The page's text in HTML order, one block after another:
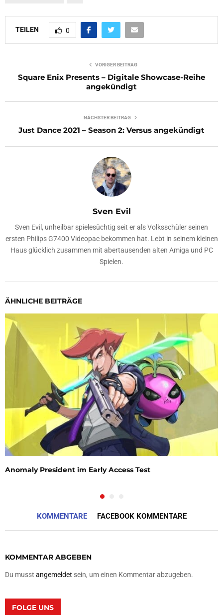
TEILEN 0
VORIGER BEITRAG
Square Enix Presents – Digitale Showcase-Reihe
angekündigt
NÄCHSTER BEITRAG
Just Dance 2021 – Season 2: Versus angekündigt
Sven Evil
Sven Evil, unheilbar spielesüchtig seit er als Volksschüler seinen
ersten Philips G7400 Videopac bekommen hat. Lebt in seinem kleinen
Haus glücklich zusammen mit abertausenden alten Amiga und PC
Spielen.
ÄHNLICHE BEITRÄGE
Anomaly President im Early Access Test
KOMMENTARE FACEBOOK KOMMENTARE
KOMMENTAR ABGEBEN
Du musst angemeldet sein, um einen Kommentar abzugeben.
FOLGE UNS